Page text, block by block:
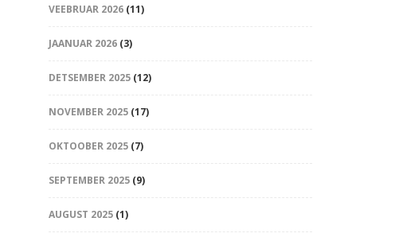
VEEBRUAR 2026(11)
JAANUAR 2026(3)
DETSEMBER 2025(12)
NOVEMBER 2025(17)
OKTOOBER 2025(7)
SEPTEMBER 2025(9)
AUGUST 2025(1)